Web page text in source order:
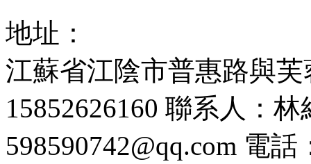
地址：
江蘇省江陰市普惠路與
15852626160 聯系人：林
598590742@qq.com 電話